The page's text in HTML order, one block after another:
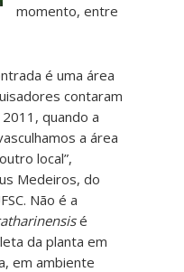
momento, entre
é uma área
contaram
quando a
a área
local”,
Medeiros, do
Não é a
é
da planta em
em ambiente